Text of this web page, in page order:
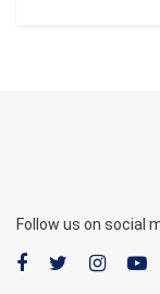
Follow us on social